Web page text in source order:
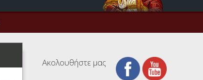
Ακολουθήστε μας